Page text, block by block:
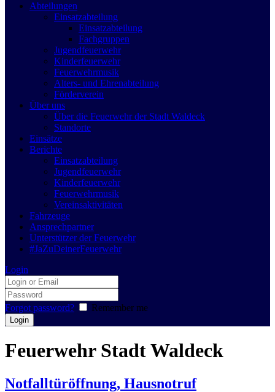
Abteilungen
Einsatzabteilung
Einsatzabteilung
Fachgruppen
Jugendfeuerwehr
Kinderfeuerwehr
Feuerwehrmusik
Alters- und Ehrenabteilung
Förderverein
Über uns
Über die Feuerwehr der Stadt Waldeck
Standorte
Einsätze
Berichte
Einsatzabteilung
Jugendfeuerwehr
Kinderfeuerwehr
Feuerwehrmusik
Vereinsaktivitäten
Fahrzeuge
Ansprechpartner
Unterstützer der Feuerwehr
#JaZuDeinerFeuerwehr
Login
Forgot password? Remember me
Feuerwehr Stadt Waldeck
Notfalltüröffnung, Hausnotruf